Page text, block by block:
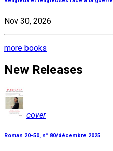
Nov 30, 2026
more books
New Releases
cover
Roman 20-50, n° 80/décembre 2025